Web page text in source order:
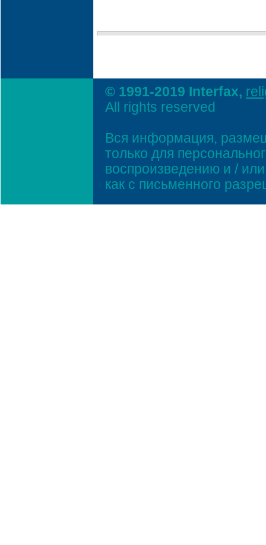
© 1991-2019 Interfax,
All rights reserved
Вся информация,
только для
воспроизведению и /
как с письменного